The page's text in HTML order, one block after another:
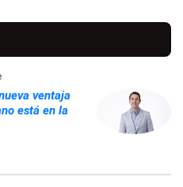
ventaja
está en la